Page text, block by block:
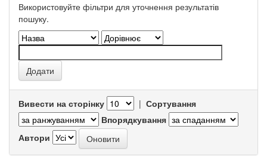
Використовуйте фільтри для уточнення результатів
пошуку.
Вивести на сторінку | Сортування
Впорядкування
Автори